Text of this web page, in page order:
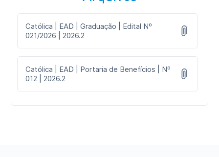
Católica | EAD | Graduação | Edital Nº
021/2026 | 2026.2
Católica | EAD | Portaria de Benefícios | Nº
012 | 2026.2